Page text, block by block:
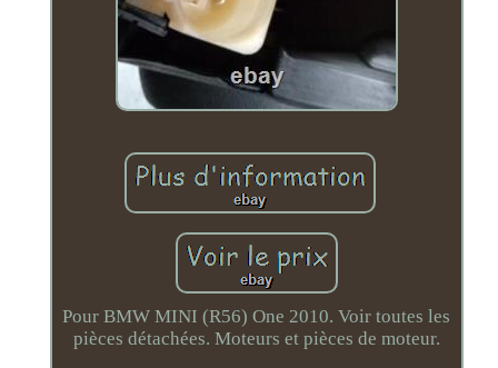
Pour BMW MINI (R56) One 2010. Voir toutes les
pièces détachées. Moteurs et pièces de moteur.